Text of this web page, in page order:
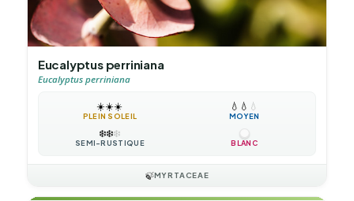
Eucalyptus perriniana
Eucalyptus perriniana
☀️☀️☀️
PLEIN SOLEIL
💧 💧 💧
MOYEN
❄️❄️❄️
SEMI-RUSTIQUE BLANC
🍃MYRTACEAE